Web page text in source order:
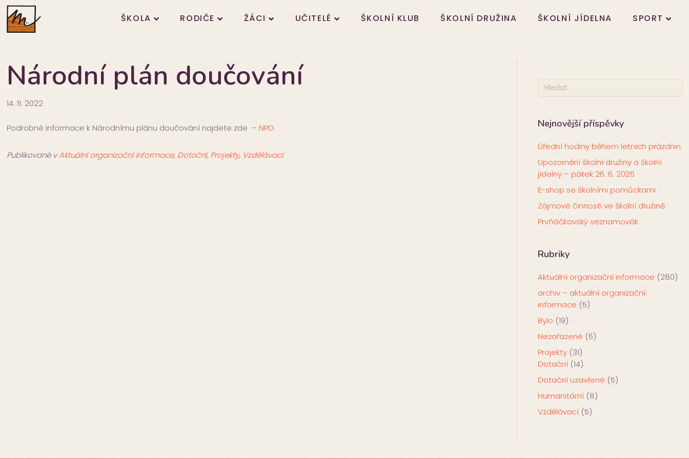
ŠKOLA RODIČE ŽÁCI UČITELÉ ŠKOLNÍ KLUB ŠKOLNÍ DRUŽINA ŠKOLNÍ JÍDELNA SPORT
Národní plán doučování
14. 11. 2022
Podrobné informace k Národnímu plánu doučování najdete zde – NPD.
Publikované vAktuální organizační informace, Dotační, Projekty, Vzdělávací
Nejnovější příspěvky
Úřední hodiny během letních prázdnin
Upozornění školní družiny a školní
jídelny – pátek 26. 6. 2026
E-shop se školními pomůckami
Zájmové činnosti ve školní družině
Prvňáčkovský seznamovák
Rubriky
Aktuální organizační informace (280)
archiv – aktuální organizační
informace (5)
Bylo (19)
Nezařazené (6)
Projekty(31)
Dotační(14)
Dotační uzavřené (5)
Humanitární(8)
Vzdělávací(5)